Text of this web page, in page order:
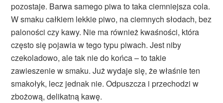
pozostaje. Barwa samego piwa to taka ciemniejsza cola.
W smaku całkiem lekkie piwo, na ciemnych słodach, bez
paloności czy kawy. Nie ma również kwaśności, która
często się pojawia w tego typu piwach. Jest niby
czekoladowo, ale tak nie do końca – to takie
zawieszenie w smaku. Już wydaje się, że właśnie ten
smakołyk, lecz jednak nie. Odpuszcza i przechodzi w
zbożową, delikatną kawę.